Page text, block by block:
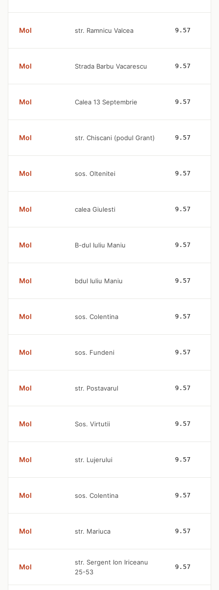
Mol str. Ramnicu Valcea 9.57
Mol Strada Barbu Vacarescu 9.57
Mol Calea 13 Septembrie 9.57
Mol str. Chiscani (podul Grant) 9.57
Mol sos. Oltenitei 9.57
Mol calea Giulesti 9.57
Mol B-dul Iuliu Maniu 9.57
Mol bdul Iuliu Maniu 9.57
Mol sos. Colentina 9.57
Mol sos. Fundeni 9.57
Mol str. Postavarul 9.57
Mol Sos. Virtutii 9.57
Mol str. Lujerului 9.57
Mol sos. Colentina 9.57
Mol str. Mariuca 9.57
Mol
str. Sergent Ion Iriceanu
25-53
9.57